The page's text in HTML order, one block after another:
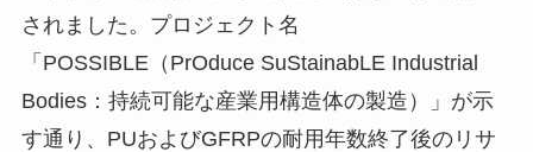
されました。プロジェクト名
「POSSIBLE（PrOduce SuStainabLE Industrial
Bodies：持続可能な産業用構造体の製造）」が示
す通り、PUおよびGFRPの耐用年数終了後のリサ